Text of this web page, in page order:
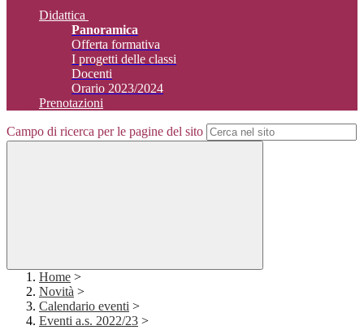
Didattica
Panoramica
Offerta formativa
I progetti delle classi
Docenti
Orario 2023/2024
Prenotazioni
Campo di ricerca per le pagine del sito
Home >
Novità >
Calendario eventi >
Eventi a.s. 2022/23 >